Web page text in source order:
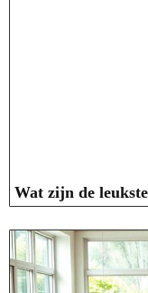
Wat zijn de